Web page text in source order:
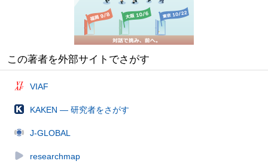
この著者を外部サイトでさがす
VIAF
KAKEN — 研究者をさがす
J-GLOBAL
researchmap